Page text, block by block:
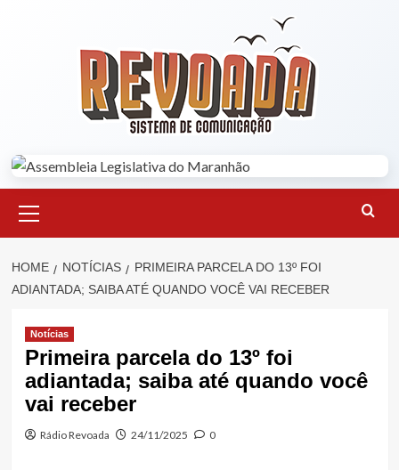
Menu
HOME NOTÍCIAS
PRIMEIRA PARCELA DO 13º FOI
ADIANTADA; SAIBA ATÉ QUANDO VOCÊ VAI RECEBER
Notícias
Primeira parcela do 13º foi
adiantada; saiba até quando você
vai receber
Rádio Revoada 24/11/2025 0